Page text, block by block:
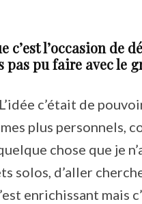
c’est l’occasion de
pas pu faire avec le
c’était de
plus personnels,
chose que je
solos, d’aller
enrichissant mais